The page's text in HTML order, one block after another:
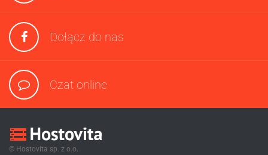
Dołącz do nas
Czat online
© Hostovita sp. z o.o.